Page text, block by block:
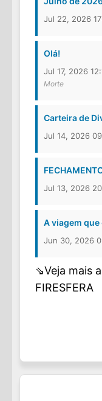
Jul 22, 2026
Olá!
Jul 17, 2026
Morte
Carteira de
Jul 14, 2026
Jul 13, 2026
A viagem
Jun 30, 2026
⇘Veja mais
FIRESFERA